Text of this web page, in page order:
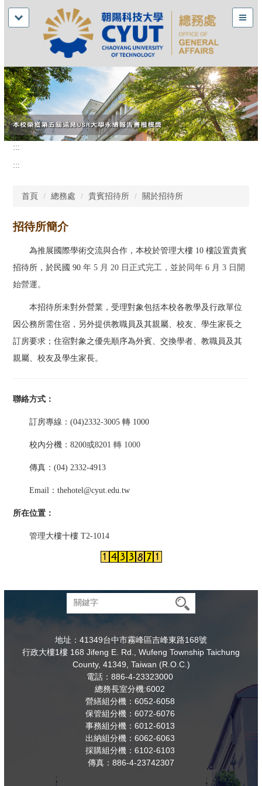
:::
:::
首頁 總務處 貴賓招待所 關於招待所
招待所簡介
為推展國際學術交流與合作，本校於管理大樓 10 樓設置貴賓
招待所，於民國 90 年 5 月 20 日正式完工，並於同年 6 月 3 日開
始營運。
本招待所未對外營業，受理對象包括本校各教學及行政單位
因公務所需住宿，另外提供教職員及其親屬、校友、學生家長之
訂房要求； 住宿對象之優先順序為外賓、交換學者、教職員及其
親屬、校友及學生家長。
聯絡方式：
訂房專線：(04)2332-3005 轉 1000
校內分機：8200或8201轉 1000
傳真：(04) 2332-4913
Email ：thehotel@cyut.edu.tw
所在位置：
管理大樓十樓 T2-1014
地址：41349台中市霧峰區吉峰東路168號
行政大樓1樓 168 Jifeng E. Rd., Wufeng Township Taichung
County, 41349, Taiwan (R.O.C.)
電話：886-4-23323000
總務長室分機:6002
營繕組分機：6052-6058
保管組分機：6072-6076
事務組分機：6012-6013
出納組分機：6062-6063
採購組分機：6102-6103
傳真：886-4-23742307